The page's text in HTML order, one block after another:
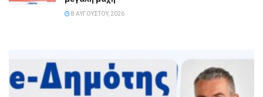
8 ΑΥΓΟΎΣΤΟΥ, 2026